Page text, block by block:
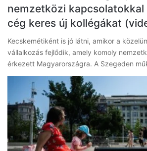
nemzetközi kapcsolatokkal
cég keres új kollégákat
Kecskemétiként is jó látni, amikor a
vállalkozás fejlődik, amely komoly
érkezett Magyarországra. A Szegeden